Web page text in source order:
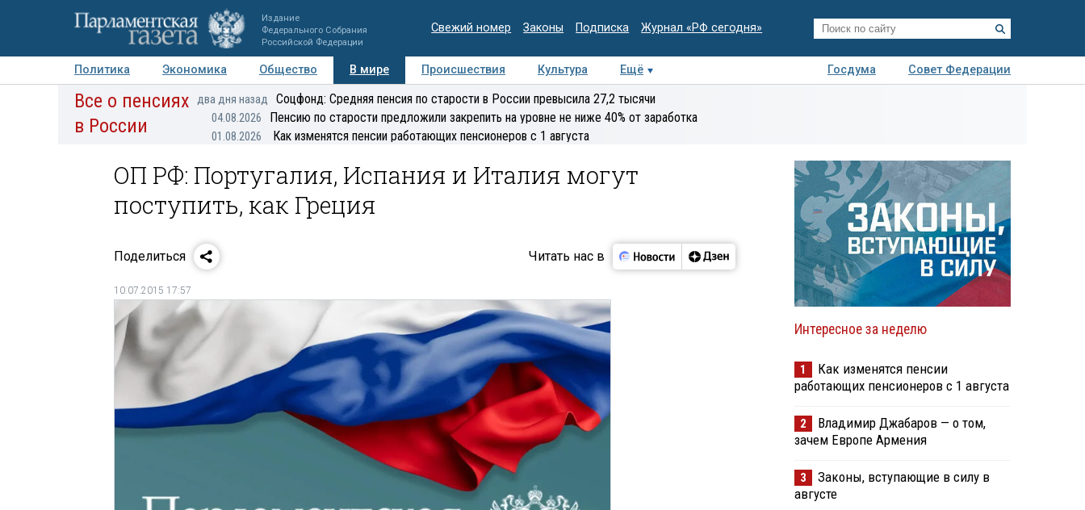
Издание
Федерального Собрания
Российской Федерации
Свежий номер Законы Подписка Журнал «РФ сегодня»
Политика Экономика Общество В мире Происшествия Культура Ещё Госдума
Совет Федерации
Авторы Персоны Мнения Регионы Медиацентр Интервью Колумнисты
Все о пенсиях
в России
два дня назад Соцфонд: Средняя пенсия по старости в России превысила 27,2 тысячи
04.08.2026 Пенсию по старости предложили закрепить на уровне не ниже 40% от заработка
01.08.2026 Как изменятся пенсии работающих пенсионеров с 1 августа
ОП РФ: Португалия, Испания и Италия могут
поступить, как Греция
Поделиться Читать нас в
10.07.2015 17:57
Интересное за неделю
1
Как изменятся пенсии
работающих пенсионеров с 1 августа
2
Владимир Джабаров — о том,
зачем Европе Армения
3
Законы, вступающие в силу в
августе